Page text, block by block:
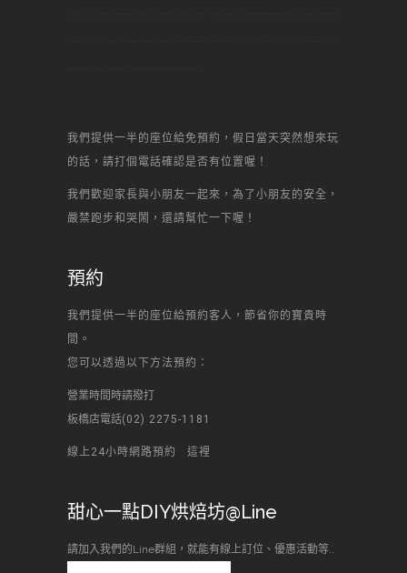
我們提供一半的座位給免預約，假日當天突然想來玩
的話，請打個電話確認是否有位置喔！
我們歡迎家長與小朋友一起來，為了小朋友的安全，
嚴禁跑步和哭鬧，還請幫忙一下喔！
預約
我們提供一半的座位給預約客人，節省你的寶貴時
間。
您可以透過以下方法預約：
營業時間時請撥打
板橋店電話(02) 2275-1181
線上24小時網路預約 這裡
甜心一點DIY烘焙坊@Line
請加入我們的Line群組，就能有線上訂位、優惠活動等..